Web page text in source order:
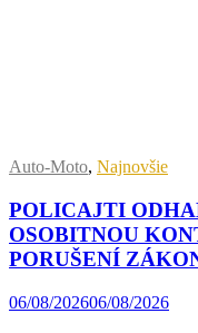
Auto-Moto, Najnovšie
POLICAJTI
OSOBITNOU
PORUŠENÍ
06/08/202606/08/2026